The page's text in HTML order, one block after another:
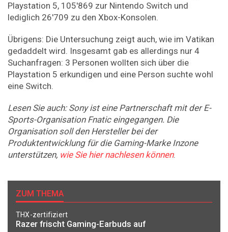
Playstation 5, 105'869 zur Nintendo Switch und
lediglich 26'709 zu den Xbox-Konsolen.
Übrigens: Die Untersuchung zeigt auch, wie im Vatikan
gedaddelt wird. Insgesamt gab es allerdings nur 4
Suchanfragen: 3 Personen wollten sich über die
Playstation 5 erkundigen und eine Person suchte wohl
eine Switch.
Lesen Sie auch: Sony ist eine Partnerschaft mit der E-
Sports-Organisation Fnatic eingegangen. Die
Organisation soll den Hersteller bei der
Produktentwicklung für die Gaming-Marke Inzone
unterstützen, wie Sie hier nachlesen können.
ZUM THEMA
THX-zertifiziert
Razer frischt Gaming-Earbuds auf